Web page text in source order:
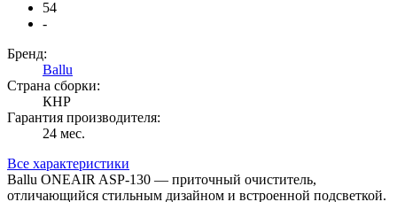
54
-
Бренд:
Ballu
Страна сборки:
КНР
Гарантия производителя:
24 мес.
Все характеристики
Ballu ONEAIR ASP-130 — приточный очиститель,
отличающийся стильным дизайном и встроенной подсветкой.